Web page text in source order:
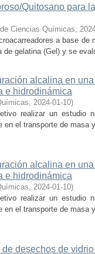
Quitosano para
Ciencias Químicas,
a base
gelatina (Gel) y se
alcalina en
e hidrodinámica
, 2024-01-10)
realizar un estudio
en el transporte de
alcalina en
e hidrodinámica
, 2024-01-10)
realizar un estudio
en el transporte de
desechos de